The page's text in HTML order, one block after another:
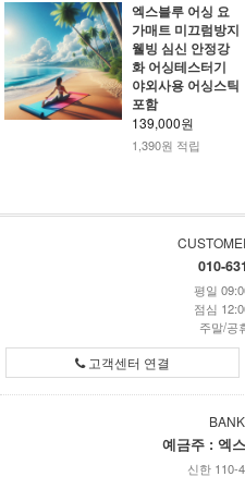
엑스블루 어싱 요
가매트 미끄럼방지
웰빙 심신 안정강
화 어싱테스터기
야외사용 어싱스틱
포함
139,000원
1,390원 적립
010-
평일
점심
주말/공
고객센터 연결
예금주 : 엑
신한 110-